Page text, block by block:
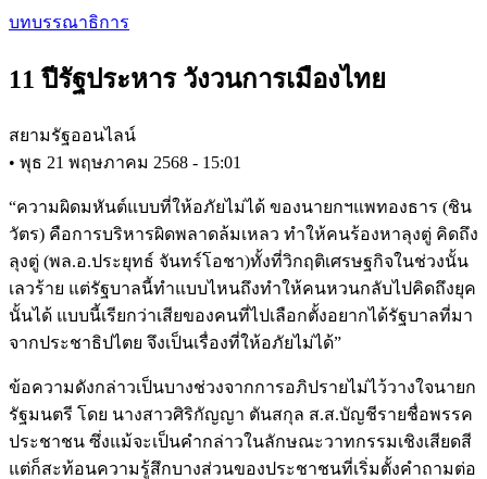
Skip
content
บทบรรณาธิการ
11 ปีรัฐประหาร วังวนการเมืองไทย
สยามรัฐออนไลน์
• พุธ 21 พฤษภาคม 2568 - 15:01
“ความผิดมหันต์แบบที่ให้อภัยไม่ได้ ของนายกฯแพทองธาร (ชิน
วัตร) คือการบริหารผิดพลาดล้มเหลว ทำให้คนร้องหาลุงตู่ คิดถึง
ลุงตู่ (พล.อ.ประยุทธ์ จันทร์โอชา)ทั้งที่วิกฤติเศรษฐกิจในช่วงนั้น
เลวร้าย แต่รัฐบาลนี้ทำแบบไหนถึงทำให้คนหวนกลับไปคิดถึงยุค
นั้นได้ แบบนี้เรียกว่าเสียของคนที่ไปเลือกตั้งอยากได้รัฐบาลที่มา
จากประชาธิปไตย จึงเป็นเรื่องที่ให้อภัยไม่ได้”
ข้อความดังกล่าวเป็นบางช่วงจากการอภิปรายไม่ไว้วางใจนายก
รัฐมนตรี โดย นางสาวศิริกัญญา ตันสกุล ส.ส.บัญชีรายชื่อพรรค
ประชาชน ซึ่งแม้จะเป็นคำกล่าวในลักษณะวาทกรรมเชิงเสียดสี
แต่ก็สะท้อนความรู้สึกบางส่วนของประชาชนที่เริ่มตั้งคำถามต่อ